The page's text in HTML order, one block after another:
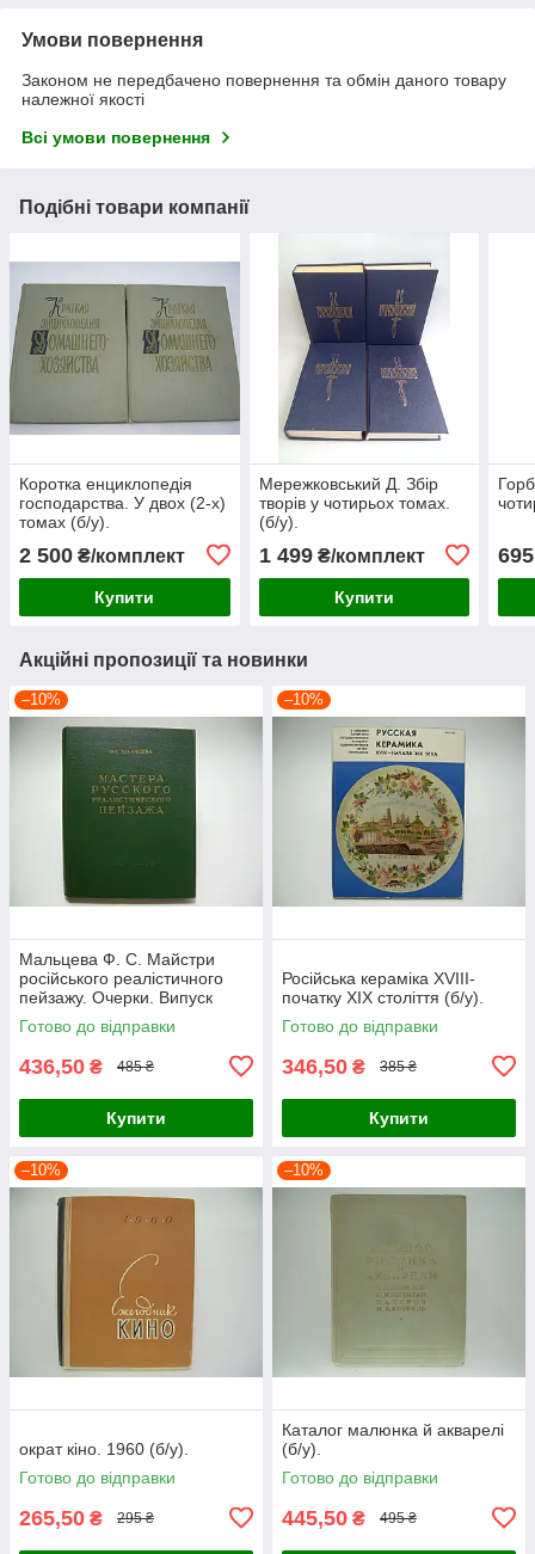
Умови повернення
Законом не передбачено повернення та обмін даного товару
належної якості
Всі умови повернення
Подібні товари компанії
Коротка енциклопедія
господарства. У двох (2-х)
томах (б/у).
2 500 ₴/комплект
Купити
Мережковський Д. Збір
творів у чотирьох томах.
(б/у).
1 499₴/комплект
Купити
695
Акційні пропозиції та новинки
–10%
Мальцева Ф. С. Майстри
російського реалістичного
пейзажу. Очерки. Випуск
другий (б/у).
Готово до відправки
436,50 ₴ 485 ₴
Купити
–10%
Російська кераміка XVIII-
початку XIX століття (б/у).
Готово до відправки
346,50 ₴ 385 ₴
Купити
–10%
ократ кіно. 1960 (б/у).
Готово до відправки
265,50 ₴ 295 ₴
–10%
Каталог малюнка й акварелі
(б/у).
Готово до відправки
445,50 ₴ 495 ₴